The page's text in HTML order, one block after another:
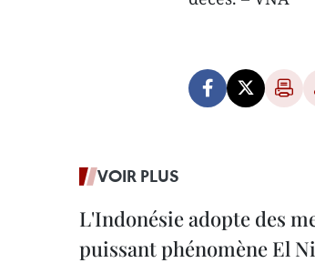
VOIR PLUS
L'Indonésie adopte des
puissant phénomène El